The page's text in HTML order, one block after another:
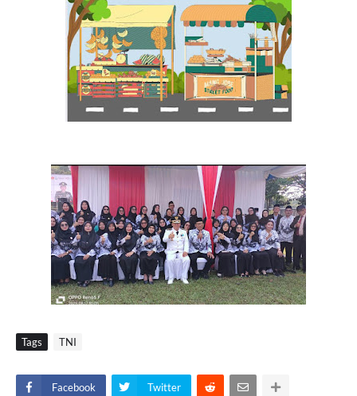
Tags TNI
Facebook Twitter